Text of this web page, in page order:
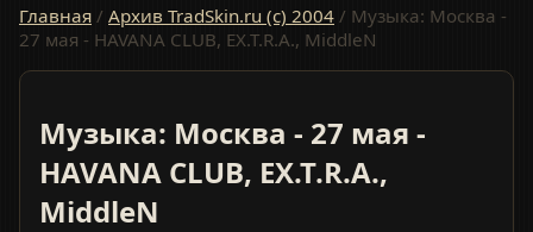
Главная / Архив TradSkin.ru (с) 2004 / Музыка: Москва -
27 мая - HAVANA CLUB, EX.T.R.A., MiddleN
Музыка: Москва - 27 мая -
HAVANA CLUB, EX.T.R.A.,
MiddleN